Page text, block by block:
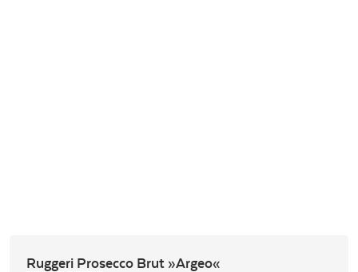
Ruggeri Prosecco Brut »Argeo«